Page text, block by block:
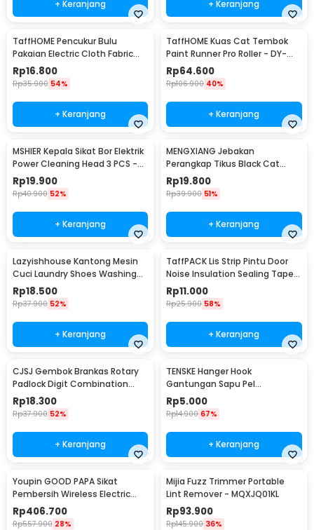
+ Keranjang + Keranjang
TaffHOME Pencukur Bulu
Pakaian Electric Cloth Fabric
Shaver - FL-188
Rp16.800
Rp35.900 54%
+ Keranjang
TaffHOME Kuas Cat Tembok
Paint Runner Pro Roller - DY-
526
Rp64.600
Rp106.900 40%
+ Keranjang
MSHIER Kepala Sikat Bor Elektrik
Power Cleaning Head 3 PCS -
DB003
Rp19.900
Rp40.900 52%
+ Keranjang
MENGXIANG Jebakan
Perangkap Tikus Black Cat
Mousetrap 2 PCS - JB56
Rp19.800
Rp39.900 51%
+ Keranjang
Lazyishhouse Kantong Mesin
Cuci Laundry Shoes Washing
Mesh Bag - 62319
Rp18.500
Rp37.900 52%
+ Keranjang
TaffPACK Lis Strip Pintu Door
Noise Insulation Sealing Tape
5Mx3cm - B35
Rp11.000
Rp25.900 58%
+ Keranjang
CJSJ Gembok Brankas Rotary
Padlock Digit Combination
Padlock - CH-209
Rp18.300
Rp37.900 52%
+ Keranjang
TENSKE Hanger Hook
Gantungan Sapu Pel
Multifungsi 1 PCS - GF-016
Rp5.000
Rp14.900 67%
+ Keranjang
Youpin GOOD PAPA Sikat
Pembersih Wireless Electric
Cleaning - CL99
Rp406.700
Rp557.900 28%
Mijia Fuzz Trimmer Portable
Lint Remover - MQXJQ01KL
Rp93.900
Rp145.900 36%